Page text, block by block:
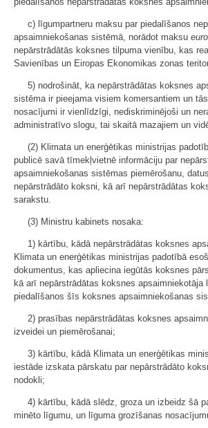
c) līgumpartneru maksu par piedalīšanos
apsaimniekošanas sistēmā, norādot maksu euro
nepārstrādātās koksnes tilpuma vienību, kas
Savienības un Eiropas Ekonomikas zonas
5) nodrošināt, ka nepārstrādātas koksnes
sistēma ir pieejama visiem komersantiem un
nosacījumi ir vienlīdzīgi, nediskriminējoši un
administratīvo slogu, tai skaitā mazajiem un
(2) Klimata un enerģētikas ministrijas
publicē savā tīmekļvietnē informāciju par
apsaimniekošanas sistēmas piemērošanu,
nepārstrādāto koksni, kā arī nepārstrādātas
sarakstu.
(3) Ministru kabinets nosaka:
1) kārtību, kādā nepārstrādātas koksnes
Klimata un enerģētikas ministrijas padotībā
dokumentus, kas apliecina iegūtās koksnes
kā arī nepārstrādātas koksnes apsaimniekotāja
piedalīšanos šīs koksnes apsaimniekošanas
2) prasības nepārstrādātas koksnes
izveidei un piemērošanai;
3) kārtību, kādā Klimata un enerģētikas
iestāde izskata pārskatu par nepārstrādāto
nodokli;
4) kārtību, kādā slēdz, groza un izbeidz šā
minēto līgumu, un līguma grozīšanas